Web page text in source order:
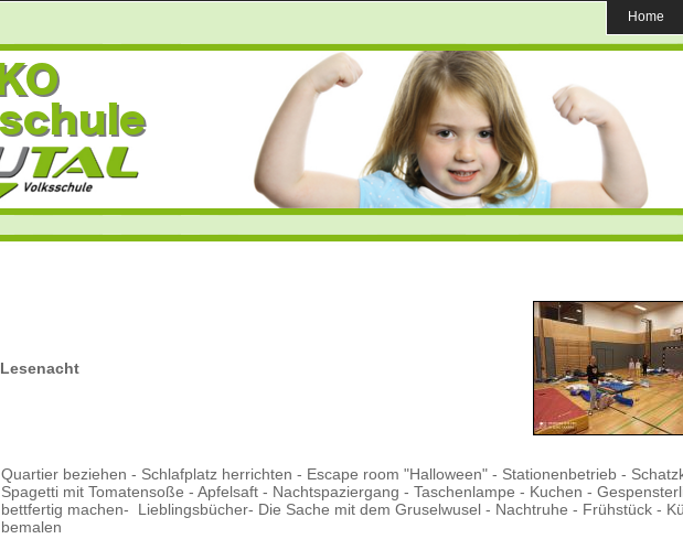
Home
Lesenacht
Quartier beziehen - Schlafplatz herrichten - Escape room "Halloween" - Stationenbetrieb -
Spagetti mit Tomatensoße - Apfelsaft - Nachtspaziergang - Taschenlampe - Kuchen -
bettfertig machen- Lieblingsbücher- Die Sache mit dem Gruselwusel - Nachtruhe - Frühstück -
bemalen